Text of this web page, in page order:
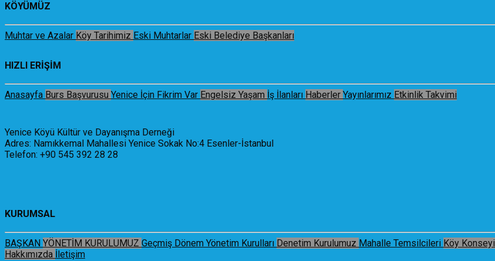
KÖYÜMÜZ
Muhtar ve Azalar Köy Tarihimiz Eski Muhtarlar Eski Belediye Başkanları
HIZLI ERİŞİM
Anasayfa Burs Başvurusu Yenice İçin Fikrim Var Engelsiz Yaşam İş İlanları Haberler Yayınlarımız Etkinlik Takvimi
Yenice Köyü Kültür ve Dayanışma Derneği
Adres: Namıkkemal Mahallesi Yenice Sokak No:4 Esenler-İstanbul
Telefon: +90 545 392 28 28
KURUMSAL
BAŞKAN YÖNETİM KURULUMUZ Geçmiş Dönem Yönetim Kurulları Denetim Kurulumuz Mahalle Temsilcileri Köy Konseyi
Hakkımızda İletişim